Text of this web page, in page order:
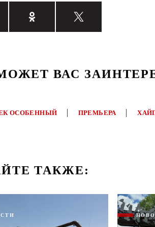
ВАС
ОСОБЕННЫЙ ПРЕМЬЕРА
ТАКЖЕ: